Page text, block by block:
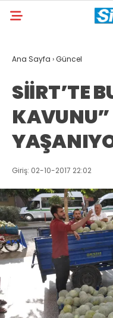
Ana Sayfa ›Güncel
SİİRT’TE
KAVUNU”
Giriş: 02-10-2017 22:02